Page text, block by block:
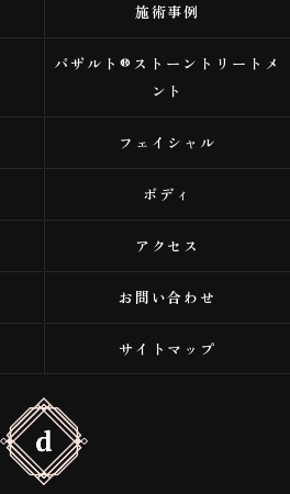
施術事例
バザルト®ストーントリートメ
ント
フェイシャル
ボディ
アクセス
お問い合わせ
サイトマップ